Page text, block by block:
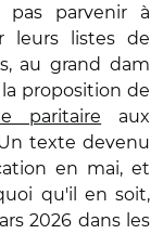
pas parvenir à
leurs listes de
au grand dam
proposition de
paritaire aux
texte devenu
en mai, et
qu'il en soit,
2026 dans les